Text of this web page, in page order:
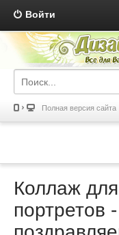
Войти
Полная версия сайта
Коллаж
портретов